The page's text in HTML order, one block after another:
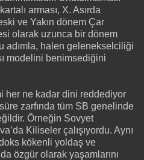
arması, X. Asırda
ve Yakın dönem Çar
olarak uzunca bir dönem
adımla, halen gelenekselciliği
modelini benimsediğini
her ne kadar dini reddediyor
zarfında tüm SB genelinde
Örneğin Sovyet
Kiliseler çalışıyordu. Aynı
kökenli yoldaş ve
özgür olarak yaşamlarını